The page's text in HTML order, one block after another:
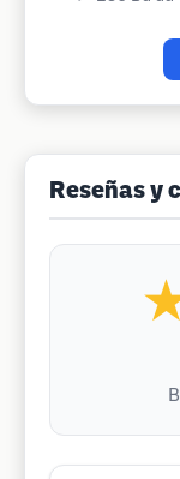
Reseñas y